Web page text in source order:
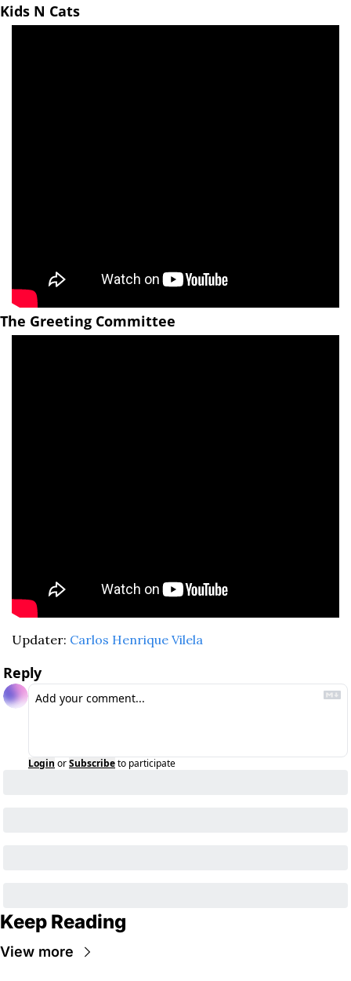
Kids N Cats
The Greeting Committee
Updater: Carlos Henrique Vilela
Reply
Login orSubscribeto participate
Keep Reading
View more